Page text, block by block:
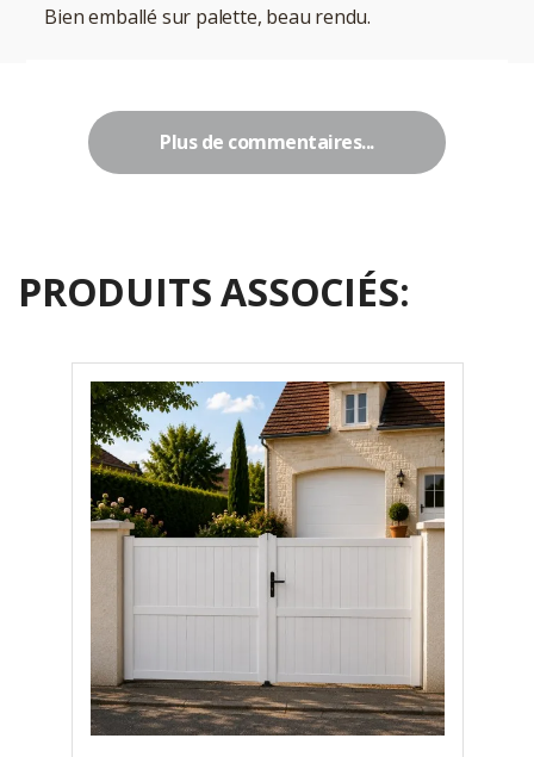
Bien emballé sur palette, beau rendu.
Plus de commentaires...
PRODUITS ASSOCIÉS: